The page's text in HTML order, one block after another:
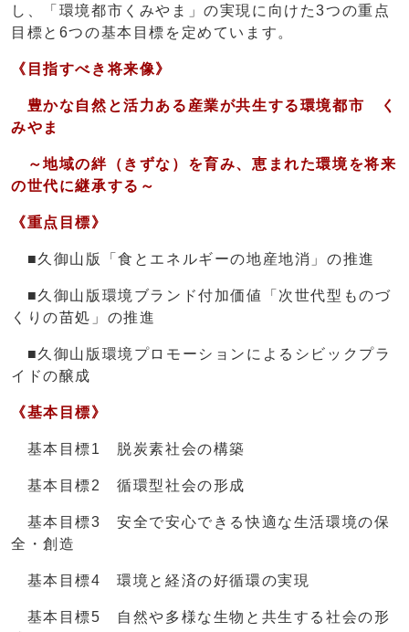
し、「環境都市くみやま」の実現に向けた3つの重点
目標と6つの基本目標を定めています。
《目指すべき将来像》
豊かな自然と活力ある産業が共生する環境都市 く
みやま
～地域の絆（きずな）を育み、恵まれた環境を将来
の世代に継承する～
《重点目標》
■久御山版「食とエネルギーの地産地消」の推進
■久御山版環境ブランド付加価値「次世代型ものづ
くりの苗処」の推進
■久御山版環境プロモーションによるシビックプラ
イドの醸成
《基本目標》
基本目標1 脱炭素社会の構築
基本目標2 循環型社会の形成
基本目標3 安全で安心できる快適な生活環境の保
全・創造
基本目標4 環境と経済の好循環の実現
基本目標5 自然や多様な生物と共生する社会の形